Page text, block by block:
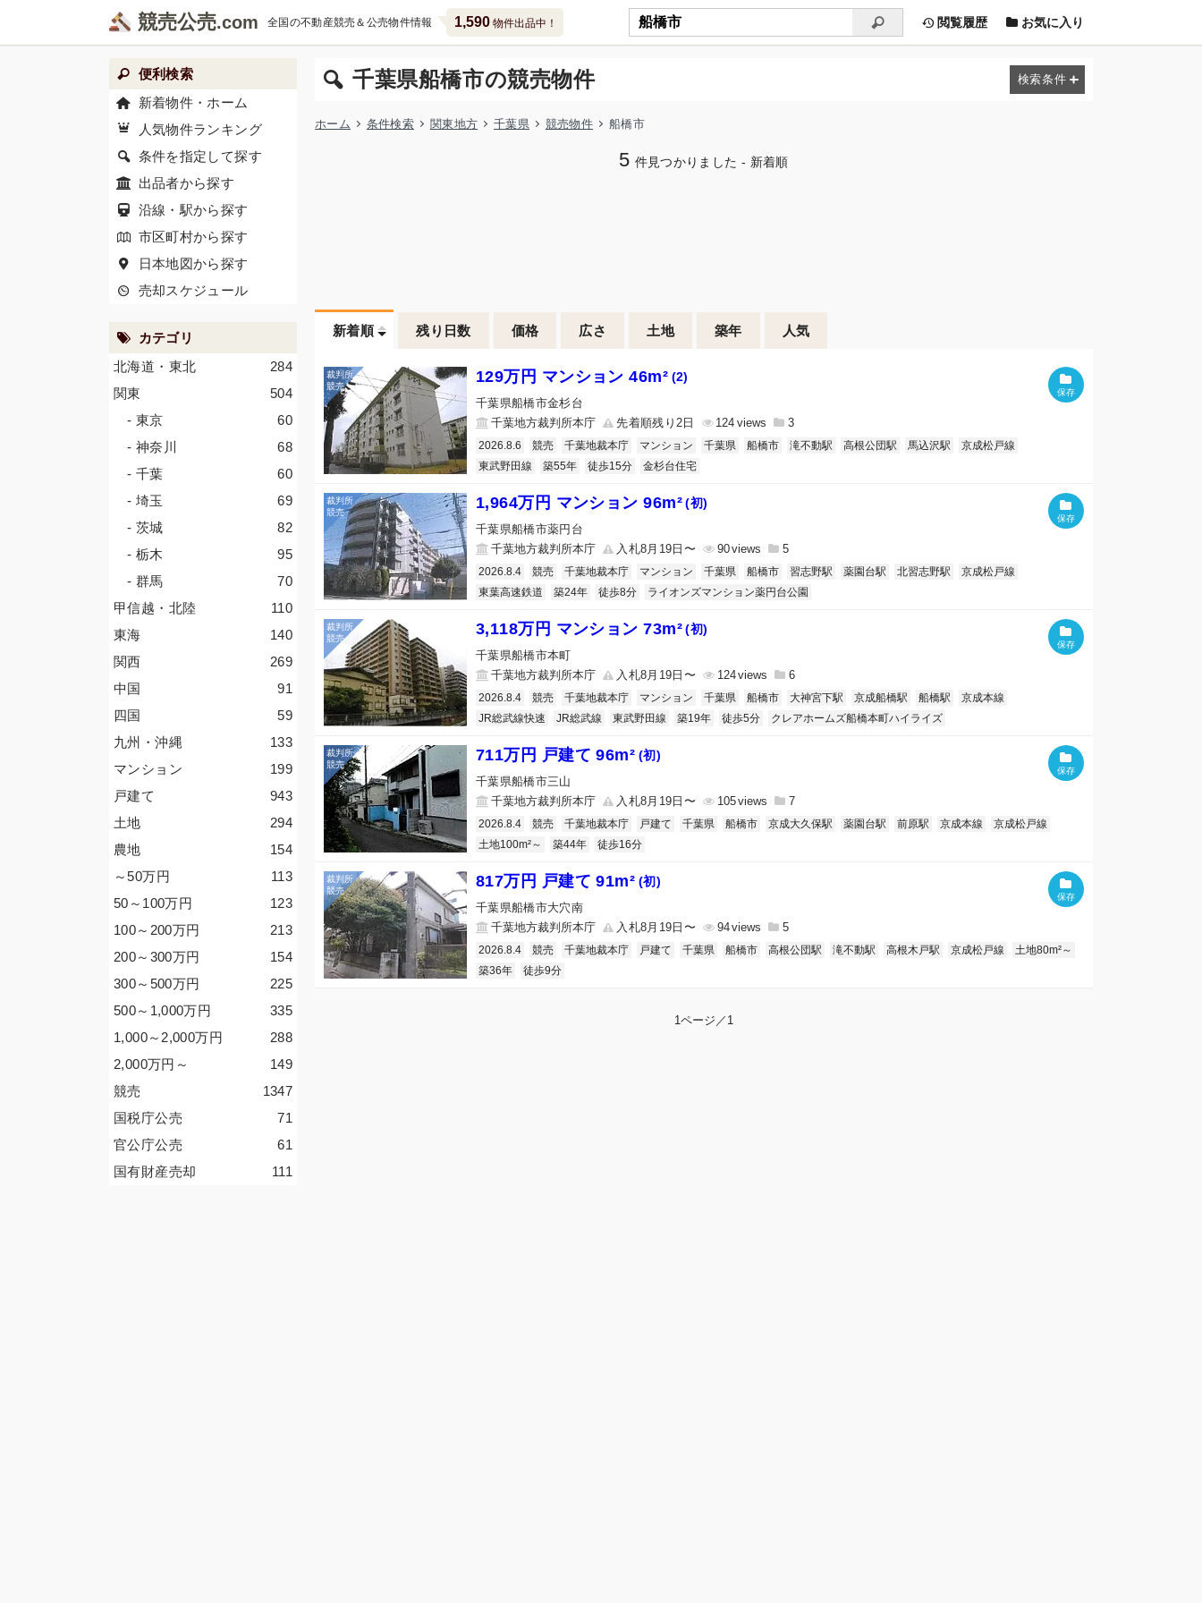
競売公売 全国の不動産競売＆公売物件情報 1,590物件出品中！ 閲覧履歴 お気に入り
千葉県船橋市の競売物件
ホーム 条件検索 関東地方 千葉県 競売物件 船橋市
5 件見つかりました - 新着順
新着順 残り日数 価格 広さ 土地 築年 人気
129万円 マンション 46m² (2)
千葉県船橋市金杉台
千葉地方裁判所本庁
先着順残り2日 124 3
2026.8.6 競売 千葉地裁本庁 マンション 千葉県 船橋市 滝不動駅 高根公団駅 馬込沢駅
京成松戸線
東武野田線
築55年 徒歩15分 金杉台住宅
1,964万円 マンション 96m² (初)
千葉県船橋市薬円台
千葉地方裁判所本庁
入札8月19日〜 90 5
2026.8.4 競売 千葉地裁本庁 マンション 千葉県 船橋市 習志野駅 薬園台駅 北習志野駅
京成松戸線
東葉高速鉄道
築24年 徒歩8分 ライオンズマンション薬円台公園
3,118万円 マンション 73m² (初)
千葉県船橋市本町
千葉地方裁判所本庁
入札8月19日〜 124 6
2026.8.4 競売 千葉地裁本庁 マンション 千葉県 船橋市 大神宮下駅 京成船橋駅 船橋駅
京成本線
JR総武線快速
JR総武線 東武野田線 築19年 徒歩5分 クレアホームズ船橋本町ハイライズ
711万円 戸建て 96m² (初)
千葉県船橋市三山
千葉地方裁判所本庁
入札8月19日〜 105 7
2026.8.4 競売 千葉地裁本庁 戸建て 千葉県 船橋市 京成大久保駅 薬園台駅 前原駅 京成本線
京成松戸線
土地100m²～
築44年 徒歩16分
817万円 戸建て 91m² (初)
千葉県船橋市大穴南
千葉地方裁判所本庁
入札8月19日〜 94 5
2026.8.4 競売 千葉地裁本庁 戸建て 千葉県 船橋市 高根公団駅 滝不動駅 高根木戸駅 京成松戸線
土地80m²～
築36年
徒歩9分
1ページ／1
便利検索
新着物件・ホーム
人気物件ランキング
条件を指定して探す
出品者から探す
沿線・駅から探す
市区町村から探す
日本地図から探す
売却スケジュール
カテゴリ
284
北海道・東北
504
関東
60
- 東京
68
- 神奈川
60
- 千葉
69
- 埼玉
82
- 茨城
95
- 栃木
70
- 群馬
110
甲信越・北陸
140
東海
269
関西
91
中国
59
四国
133
九州・沖縄
199
マンション
943
戸建て
294
土地
154
農地
113
～50万円
123
50～100万円
213
100～200万円
154
200～300万円
225
300～500万円
335
500～1,000万円
288
1,000～2,000万円
149
2,000万円 ～
1347
競売
71
国税庁公売
61
官公庁公売
111
国有財産売却